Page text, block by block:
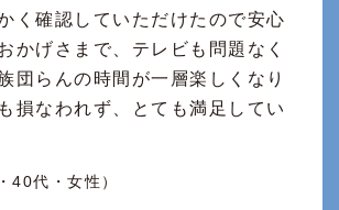
く確認していただけたので安心
かげさまで、テレビも問題なく
団らんの時間が一層楽しくなり
損なわれず、とても満足してい
40代・女性）